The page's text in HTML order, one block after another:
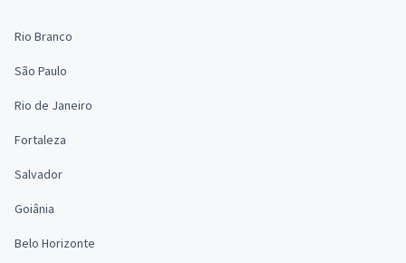
Rio Branco
São Paulo
Rio de Janeiro
Fortaleza
Salvador
Goiânia
Belo Horizonte